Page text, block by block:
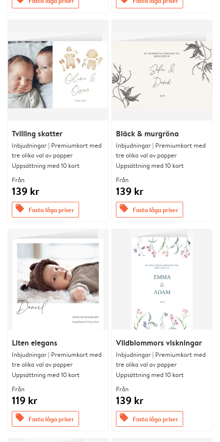
Tvilling skatter
Inbjudningar | Premiumkort med
tre olika val av papper
Uppsättning med 10 kort
Från
139 kr
offers Fasta låga priser
Bläck & murgröna
Inbjudningar | Premiumkort med
tre olika val av papper
Uppsättning med 10 kort
Från
139 kr
offers Fasta låga priser
Liten elegans
Inbjudningar | Premiumkort med
tre olika val av papper
Uppsättning med 10 kort
Från
119 kr
offers Fasta låga priser
Vildblommors viskningar
Inbjudningar | Premiumkort med
tre olika val av papper
Uppsättning med 10 kort
Från
139 kr
offers Fasta låga priser